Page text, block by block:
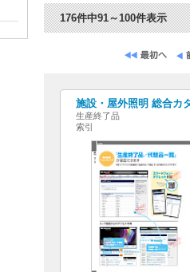
176件中91～100件表示
施設・屋外照明 総合カ
生産終了品
索引